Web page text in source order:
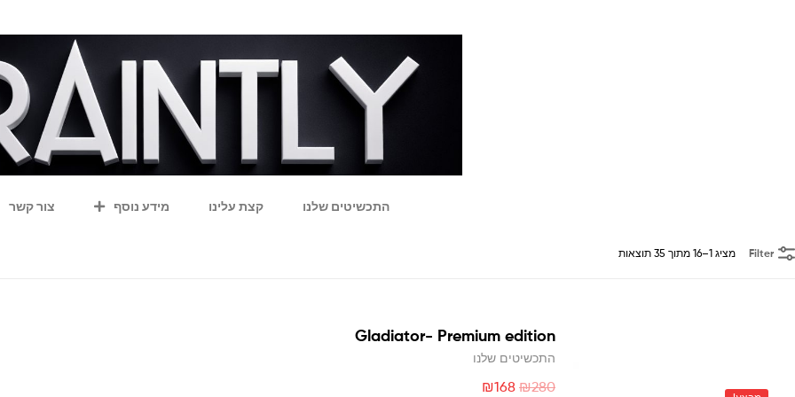
התכשיטים שלנו קצת עלינו מידע נוסף צור קשר
Filter מציג 1–16 מתוך 35 תוצאות
Gladiator- Premium edition
התכשיטים שלנו
₪280
₪168